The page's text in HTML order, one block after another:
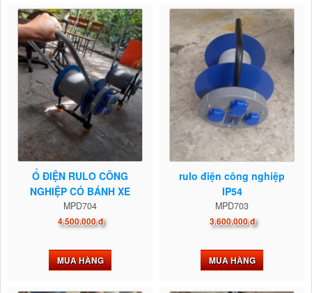
Ổ ĐIỆN RULO CÔNG
NGHIỆP CÓ BÁNH XE
LƯU...
MPD704
4.500.000 đ
MUA HÀNG
rulo điện công nghiệp
IP54
MPD703
3.600.000 đ
MUA HÀNG